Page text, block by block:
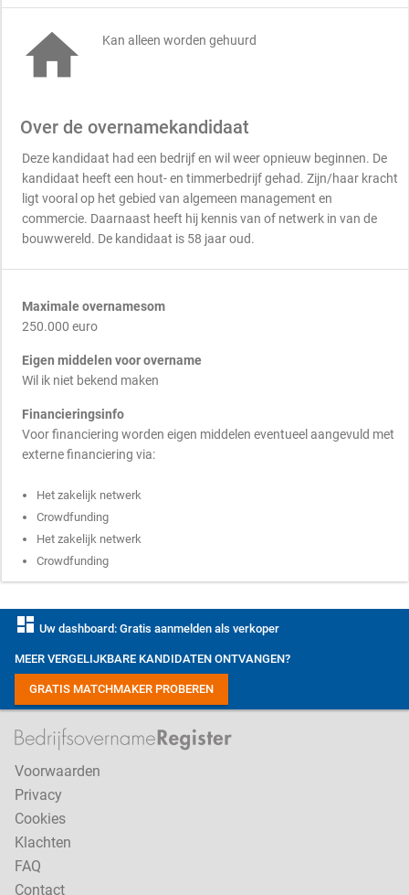
 Kan alleen worden gehuurd
Over de overnamekandidaat
Deze kandidaat had een bedrijf en wil weer opnieuw beginnen. De
kandidaat heeft een hout- en timmerbedrijf gehad. Zijn/haar kracht
ligt vooral op het gebied van algemeen management en
commercie. Daarnaast heeft hij kennis van of netwerk in van de
bouwwereld. De kandidaat is 58 jaar oud.
Maximale overnamesom
250.000 euro
Eigen middelen voor overname
Wil ik niet bekend maken
Financieringsinfo
Voor financiering worden eigen middelen eventueel aangevuld met
externe financiering via:
Het zakelijk netwerk
Crowdfunding
Het zakelijk netwerk
Crowdfunding
dashboard Uw dashboard: Gratis aanmelden als verkoper
MEER VERGELIJKBARE KANDIDATEN ONTVANGEN?
GRATIS MATCHMAKER PROBEREN
Voorwaarden
Privacy
Cookies
Klachten
FAQ
Contact